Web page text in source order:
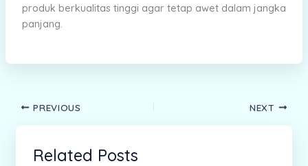
produk berkualitas tinggi agar tetap awet dalam jangka
panjang.
PREVIOUS NEXT
Related Posts